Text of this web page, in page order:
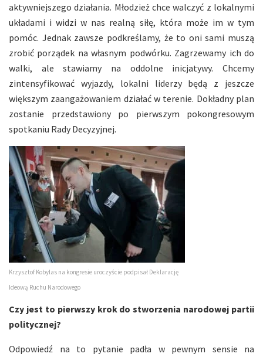
aktywniejszego działania. Młodzież chce walczyć z lokalnymi
układami i widzi w nas realną siłę, która może im w tym
pomóc. Jednak zawsze podkreślamy, że to oni sami muszą
zrobić porządek na własnym podwórku. Zagrzewamy ich do
walki, ale stawiamy na oddolne inicjatywy. Chcemy
zintensyfikować wyjazdy, lokalni liderzy będą z jeszcze
większym zaangażowaniem działać w terenie. Dokładny plan
zostanie przedstawiony po pierwszym pokongresowym
spotkaniu Rady Decyzyjnej.
Krzysztof Kobylas na kongresie uroczyście podpisał Deklarację
Ideową Ruchu Narodowego
Czy jest to pierwszy krok do stworzenia narodowej partii
politycznej?
Odpowiedź na to pytanie padła w pewnym sensie na